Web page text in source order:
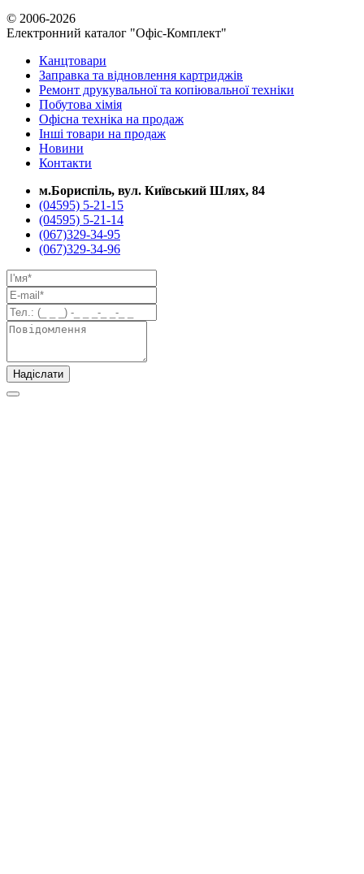
© 2006-2026
Електронний каталог "Офіс-Комплект"
Канцтовари
Заправка та відновлення картриджів
Ремонт друкувальної та копіювальної техніки
Побутова хімія
Офісна техніка на продаж
Інші товари на продаж
Новини
Контакти
м.Бориспіль, вул. Київський Шлях, 84
(04595) 5-21-15
(04595) 5-21-14
(067)329-34-95
(067)329-34-96
Надіслати